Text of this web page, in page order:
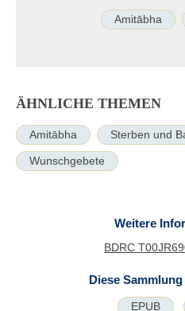
Amitābha
ÄHNLICHE THEMEN
Amitābha Sterben und
Wunschgebete
Weitere
BDRC
Diese
EPUB